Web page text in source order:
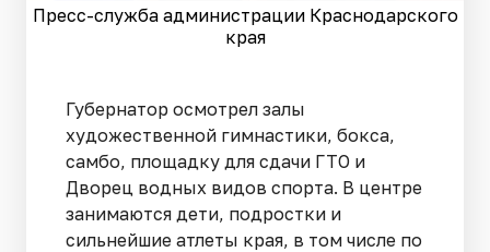
Пресс-служба администрации Краснодарского
края
Губернатор осмотрел залы
художественной гимнастики, бокса,
самбо, площадку для сдачи ГТО и
Дворец водных видов спорта. В центре
занимаются дети, подростки и
сильнейшие атлеты края, в том числе по